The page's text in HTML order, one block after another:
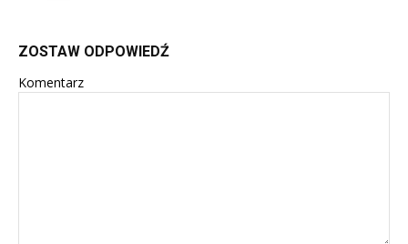
ZOSTAW ODPOWIEDŹ
Komentarz